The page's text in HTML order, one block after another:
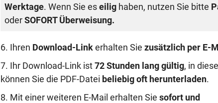
Werktage. Wenn Sie es eilighaben, nutzen Sie bitte
oder SOFORT Überweisung.
6. Ihren Download-Linkerhalten Sie zusätzlich per E-
7. Ihr Download-Link ist 72 Stunden lang gültig, in
können Sie die PDF-Datei beliebig oft herunterladen.
8. Mit einer weiteren E-Mail erhalten Sie sofort und